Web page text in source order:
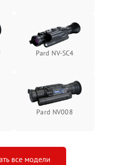
Pard NV-SC4
Pard NV008
все модели